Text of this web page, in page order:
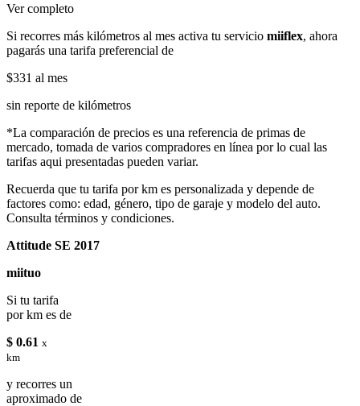
Ver completo
Si recorres más kilómetros al mes activa tu servicio miiflex, ahora
pagarás una tarifa preferencial de
$331 al mes
sin reporte de kilómetros
*La comparación de precios es una referencia de primas de
mercado, tomada de varios compradores en línea por lo cual las
tarifas aqui presentadas pueden variar.
Recuerda que tu tarifa por km es personalizada y depende de
factores como: edad, género, tipo de garaje y modelo del auto.
Consulta términos y condiciones.
Attitude SE 2017
miituo
Si tu tarifa
por km es de
$ 0.61 x
km
y recorres un
aproximado de